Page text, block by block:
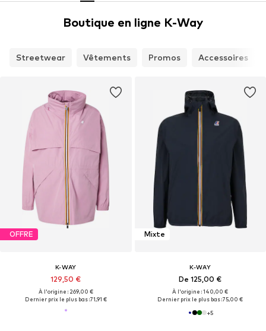
Boutique en ligne K-Way
Streetwear Vêtements Promos Accessoires
OFFRE
K-WAY
129,50 €
À l'origine : 269,00 €
Dernier prix le plus bas :71,91 €
Mixte
K-WAY
De 125,00 €
À l'origine : 140,00 €
Dernier prix le plus bas :75,00 €
+5